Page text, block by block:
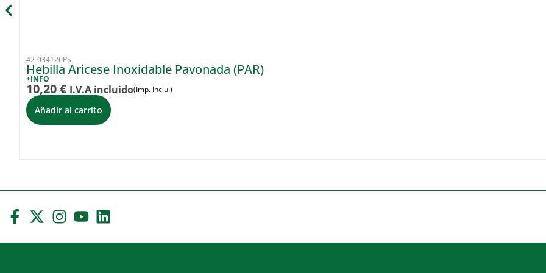
42-034126PS
Hebilla Aricese Inoxidable Pavonada (PAR)
+INFO
10,20€ I.V.A incluido(Imp. Inclu.)
Añadir al carrito